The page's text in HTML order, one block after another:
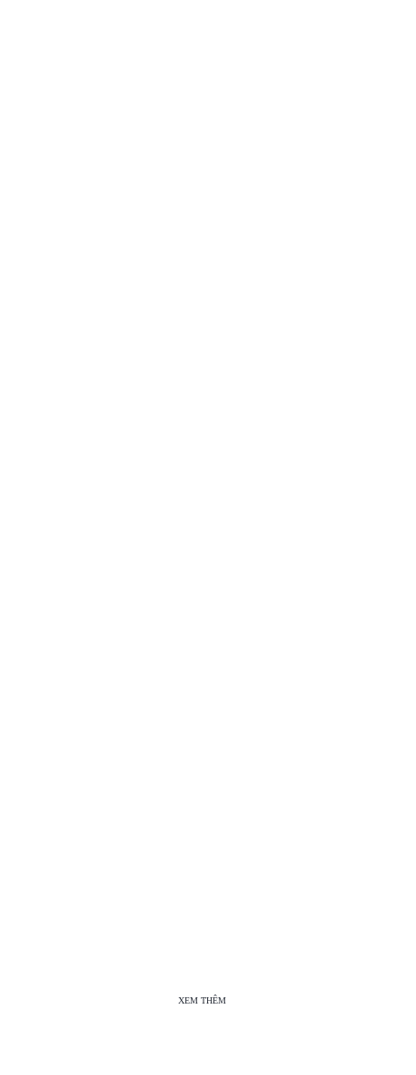
XEM THÊM